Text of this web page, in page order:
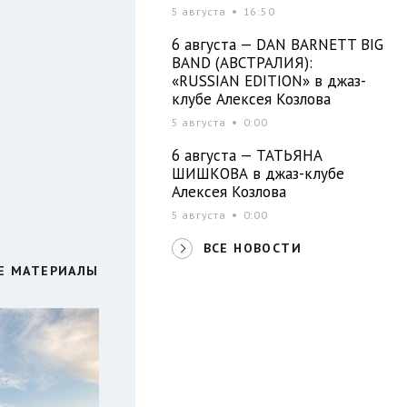
МАТЕРИАЛЫ
5 августа 16:50
6 августа — DAN BARNETT BIG
BAND (АВСТРАЛИЯ):
«RUSSIAN EDITION» в джаз-
клубе Алексея Козлова
5 августа 0:00
6 августа — ТАТЬЯНА
ШИШКОВА в джаз-клубе
Алексея Козлова
5 августа 0:00
ВСЕ НОВОСТИ